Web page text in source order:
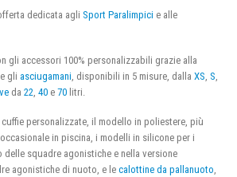
dedicata agli Sport Paralimpici e alle
gli accessori 100% personalizzabili grazie alla
gli asciugamani , disponibili in 5 misure, dalla XS S
da 22 40 e 70 litri.
personalizzate, il modello in poliestere, più
in piscina, i modelli in silicone per i
delle squadre agonistiche e nella versione
agonistiche di nuoto, e le calottine da pallanuoto,